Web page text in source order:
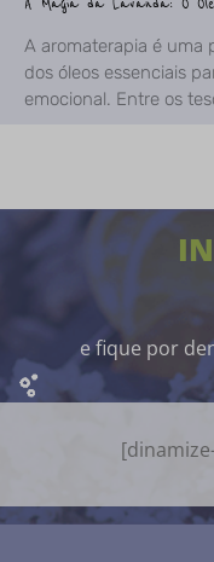
A aromaterapia é uma
dos óleos essenciais
emocional. Entre os
e fique por